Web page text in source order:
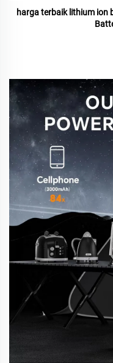
harga terbaik lithium ion